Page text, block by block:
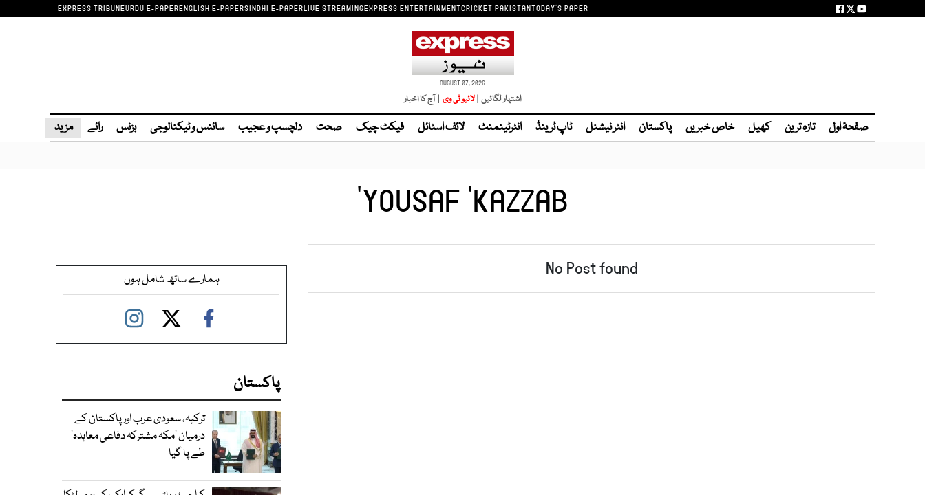
EXPRESS TRIBUNEURDU E-PAPERENGLISH E-PAPERSINDHI E-PAPERLIVE STREAMINGEXPRESS ENTERTAINMENTCRICKET PAKISTANTODAY'S PAPER
AUGUST 07, 2026
اشتہار لگائیں | | آج کا اخبار
صفحۂ اول تازہ ترین کھیل خاص خبریں پاکستان انٹر نیشنل ٹاپ ٹرینڈ انٹرٹینمنٹ لائف اسٹائل فیکٹ چیک صحت دلچسپ و عجیب سائنس و ٹیکنالوجی بزنس رائے مزید
YOUSAF ‘KAZZAB’
No Post found ہمارے ساتھ شامل ہوں
پاکستان
ترکیہ، سعودی عرب اور پاکستان کے
درمیان ’مکہ مشترکہ دفاعی معاہدہ‘
طے پا گیا